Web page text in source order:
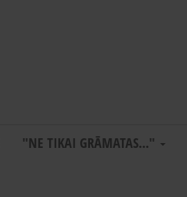
"NE TIKAI GRĀMATAS..."